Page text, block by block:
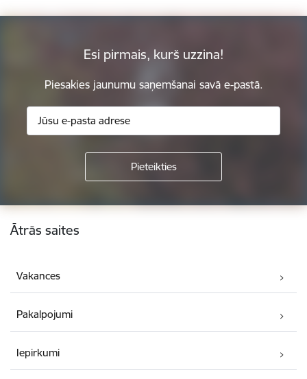
Esi pirmais, kurš uzzina!
Piesakies jaunumu saņemšanai savā e-pastā.
Kājene
Ātrās saites
Vakances
Pakalpojumi
Iepirkumi